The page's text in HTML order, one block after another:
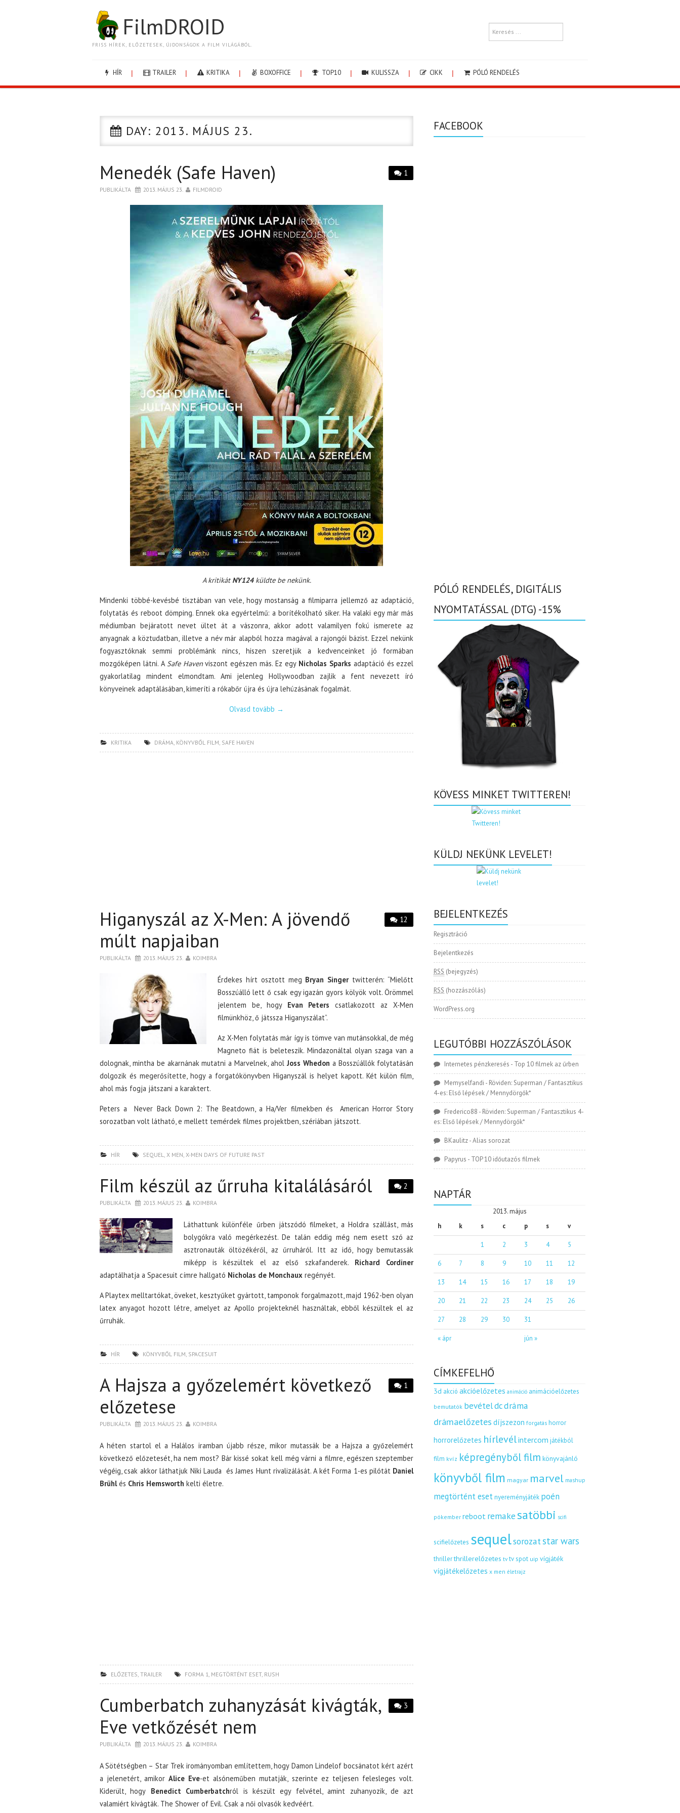
FilmDROID
FRISS HÍREK, ELŐZETESEK, ÚJDONSÁGOK A FILM VILÁGÁBÓL.
HÍR TRAILER KRITIKA BOXOFFICE TOP10 KULISSZA CIKK PÓLÓ RENDELÉS
DAY: 2013. MÁJUS 23.
1
Menedék (Safe Haven)
PUBLIKÁLTA 2013. MÁJUS 23. FILMDROID
A kritikát NY124küldte be nekünk.
Mindenki többé-kevésbé tisztában van vele, hogy mostanság a filmiparra jellemző az adaptáció,
folytatás és reboot dömping. Ennek oka egyértelmű: a borítékolható siker. Ha valaki egy már más
médiumban bejáratott nevet ültet át a vászonra, akkor adott valamilyen fokú ismerete az
anyagnak a köztudatban, illetve a név már alapból hozza magával a rajongói bázist. Ezzel nekünk
fogyasztóknak semmi problémánk nincs, hiszen szeretjük a kedvenceinket jó formában
mozgóképen látni. A Safe Havenviszont egészen más. Ez egy Nicholas Sparks adaptáció és ezzel
gyakorlatilag mindent elmondtam. Ami jelenleg Hollywoodban zajlik a fent nevezett író
könyveinek adaptálásában, kimeríti a rókabőr újra és újra lehúzásának fogalmát.
Olvasd tovább →
KRITIKA DRÁMA, KÖNYVBŐL FILM, SAFE HAVEN
12
Higanyszál az X-Men: A jövendő
múlt napjaiban
PUBLIKÁLTA 2013. MÁJUS 23. KOIMBRA
Érdekes hírt osztott meg Bryan Singertwitterén: “Mielőtt
Bosszúálló lett ő csak egy igazán gyors kölyök volt. Örömmel
jelentem be, hogy Evan Peters csatlakozott az X-Men
filmünkhöz, ő játssza Higanyszálat”.
Az X-Men folytatás már így is tömve van mutánsokkal, de még
Magneto fiát is beleteszik. Mindazonáltal olyan szaga van a
dolognak, mintha be akarnának mutatni a Marvelnek, ahol Joss Whedon a Bosszúállók folytatásán
dolgozik és megerősítette, hogy a forgatókönyvben Higanyszál is helyet kapott. Két külön film,
ahol más fogja játszani a karaktert.
Peters a Never Back Down 2: The Beatdown, a Ha/Ver filmekben és American Horror Story
sorozatban volt látható, e mellett temérdek filmes projektben, szériában játszott.
HÍR SEQUEL, X MEN, X-MEN DAYS OF FUTURE PAST
2
Film készül az űrruha kitalálásáról
PUBLIKÁLTA 2013. MÁJUS 23. KOIMBRA
Láthattunk különféle űrben játszódó filmeket, a Holdra szállást, más
bolygókra való megérkezést. De talán eddig még nem esett szó az
asztronauták öltözékéről, az űrruháról. Itt az idő, hogy bemutassák
miképp is készültek el az első szkafanderek. Richard Cordiner
adaptálhatja a Spacesuit címre hallgató Nicholas de Monchaux regényét.
A Playtex melltartókat, öveket, kesztyűket gyártott, tamponok forgalmazott, majd 1962-ben olyan
latex anyagot hozott létre, amelyet az Apollo projekteknél használtak, ebből készültek el az
űrruhák.
HÍR KÖNYVBŐL FILM, SPACESUIT
1
A Hajsza a győzelemért következő
előzetese
PUBLIKÁLTA 2013. MÁJUS 23. KOIMBRA
A héten startol el a Halálos iramban újabb része, mikor mutassák be a Hajsza a győzelemért
következő előzetesét, ha nem most? Bár kissé sokat kell még várni a filmre, egészen szeptember
végéig, csak akkor láthatjuk Niki Lauda és James Hunt rivalizálását. A két Forma 1-es pilótát Daniel
Brühlés Chris Hemsworth kelti életre.
ELŐZETES, TRAILER FORMA 1, MEGTÖRTÉNT ESET, RUSH
3
Cumberbatch zuhanyzását kivágták,
Eve vetkőzését nem
PUBLIKÁLTA 2013. MÁJUS 23. KOIMBRA
A Sötétségben – Star Trek irományomban említettem, hogy Damon Lindelof bocsánatot kért azért
a jelenetért, amikor Alice Eve-et alsóneműben mutatják, szerinte ez teljesen felesleges volt.
Kiderült, hogy Benedict Cumberbatchról is készült egy felvétel, amint zuhanyozik, de azt
valamiért kivágták. The Shower of Evil. Csak a női olvasók kedvéért.
FACEBOOK
PÓLÓ RENDELÉS, DIGITÁLIS
NYOMTATÁSSAL (DTG) -15%
KÖVESS MINKET TWITTEREN!
KÜLDJ NEKÜNK LEVELET!
BEJELENTKEZÉS
Regisztráció
Bejelentkezés
RSS (bejegyzés)
RSS (hozzászólás)
WordPress.org
LEGUTÓBBI HOZZÁSZÓLÁSOK
Internetes pénzkeresés - Top 10 filmek az űrben
Memyselfandi - Röviden: Superman / Fantasztikus
4-es: Első lépések / Mennydörgők*
Frederico88 - Röviden: Superman / Fantasztikus 4-
es: Első lépések / Mennydörgők*
BKaulitz-Alias sorozat
Papyrus - TOP 10 időutazós filmek
NAPTÁR
2013. május
h
k s c p s v
« ápr jún »
1 2 3 4 5
6 7 8 9 10 11 12
13 14 15 16 17 18 19
20 21 22 23 24 25 26
27 28 29 30 31
CÍMKEFELHŐ
3d akció akcióelőzetes animáció animációelőzetes
bemutatók bevételdcdráma
drámaelőzetes díjszezon forgatás horror
horrorelőzetes hírlevélintercom játékból
film kvíz képregényből film könyvajánló
könyvből film magyar marvel mashup
megtörtént esetnyereményjáték poén
pókember reboot remakesatöbbi scifi
scifielőzetes sequelsorozatstar wars
thrillerthrillerelőzetes tv tv spot uip vígjáték
vígjátékelőzetes x men életrajz